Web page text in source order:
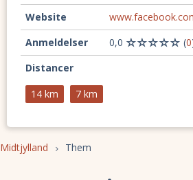
Website
Anmeldelser
0,0 (0
Distancer
14 km
7 km
Midtjylland Them